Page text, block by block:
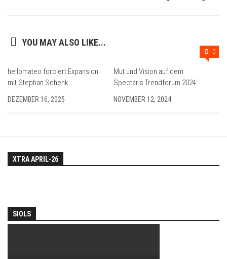
YOU MAY ALSO LIKE...
hellomateo forciert Expansion
mit Stephan Schenk
DEZEMBER 16, 2025
0
Mut und Vision auf dem
Spectaris Trendforum 2024
NOVEMBER 12, 2024
XTRA APRIL-26
SIOLS